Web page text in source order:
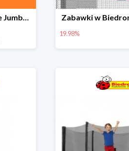
Pieluchy Dada Extra Care Jumbo Bag w super cenie Zabawki w
19.98%